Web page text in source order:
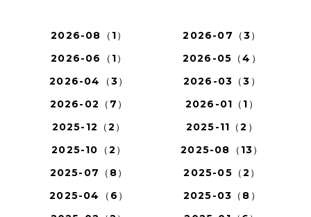
2026-08（1）
2026-07（3）
2026-06（1）
2026-05（4）
2026-04（3）
2026-03（3）
2026-02（7）
2026-01（1）
2025-12（2）
2025-11（2）
2025-10（2）
2025-08（13）
2025-07（8）
2025-05（2）
2025-04（6）
2025-03（8）